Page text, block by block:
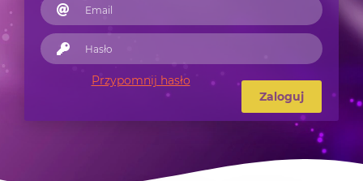
Przypomnij hasło
Zaloguj